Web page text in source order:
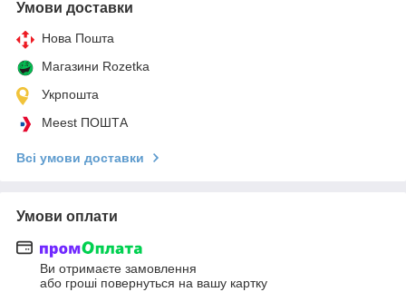
Умови доставки
Нова Пошта
Магазини Rozetka
Укрпошта
Meest ПОШТА
Всі умови доставки
Умови оплати
Ви отримаєте замовлення
або гроші повернуться на вашу картку